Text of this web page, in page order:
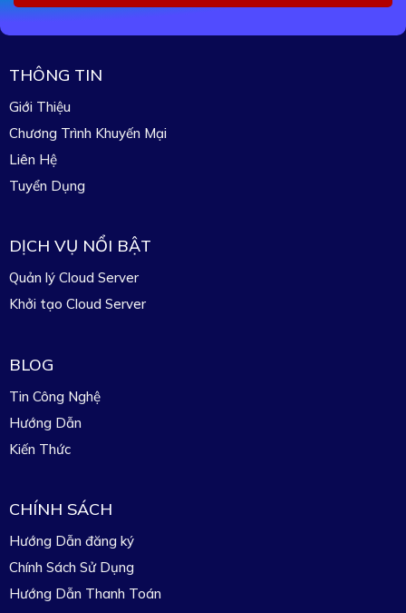
THÔNG TIN
Giới Thiệu
Chương Trình Khuyến Mại
Liên Hệ
Tuyển Dụng
DỊCH VỤ NỔI BẬT
Quản lý Cloud Server
Khởi tạo Cloud Server
BLOG
Tin Công Nghệ
Hướng Dẫn
Kiến Thức
CHÍNH SÁCH
Hướng Dẫn đăng ký
Chính Sách Sử Dụng
Hướng Dẫn Thanh Toán